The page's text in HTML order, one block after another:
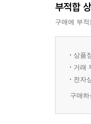
허브 전
부적합
구매에 부
상품
거래
전자
구매